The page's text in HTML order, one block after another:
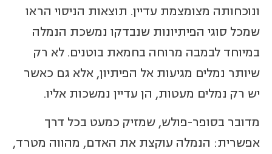
ונוכחותה מצומצמת עדיין. תוצאות הניסוי הראו
שמכל סוגי הפיתיונות שנבדקו נמשכת הנמלה
במיוחד לבמבה מרוחה בחמאת בוטנים. לא רק
שיותר נמלים מגיעות אל הפיתיון, אלא גם כאשר
יש רק נמלים מעטות, הן עדיין נמשכות אליו.
מדובר בסופר-פולש, שמזיק כמעט בכל דרך
אפשרית: הנמלה עוקצת את האדם, מהווה מטרד,